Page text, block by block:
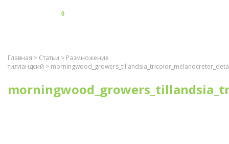
0
Главная > Статьи > Размножение
тилландсий >